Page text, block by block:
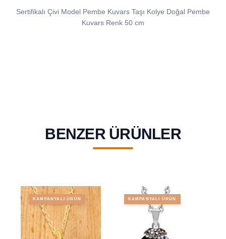
Sertifikalı Çivi Model Pembe Kuvars Taşı Kolye Doğal Pembe
Kuvars Renk 50 cm
BENZER ÜRÜNLER
KAMPANYALI ÜRÜN KAMPANYALI ÜRÜN